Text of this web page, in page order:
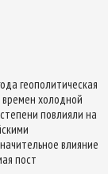
геополитическая
времен холодной
повлияли на
влияние
пост